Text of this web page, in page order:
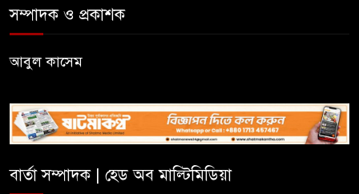
সিলেটে সিভিটেক বিল্ডার্সে বিভিন্ন
পদে জনবল নিয়োগ
হাই কমিশনের কর্মকর্তা পরিচয়ে
সম্পাদক ও প্রকাশক
আবুল কাসেম
বার্তা সম্পাদক | হেড অব মাল্টিমিডিয়া